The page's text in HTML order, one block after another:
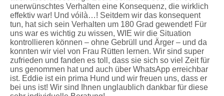
unerwünschtes Verhalten eine Konsequenz, die wirklich
effektiv war! Und vóilà…! Seitdem wir das konsequent
tun, hat sich sein Verhalten um 180 Grad gewendet! Für
uns war es wichtig zu wissen, WIE wir die Situation
kontrollieren können – ohne Gebrüll und Ärger – und da
konnten wir viel von Frau Rütten lernen. Wir sind super
zufrieden und fanden es toll, dass sie sich so viel Zeit für
uns genommen hat und auch über WhatsApp erreichbar
ist. Eddie ist ein prima Hund und wir freuen uns, dass er
bei uns ist! Wir sind Ihnen unglaublich dankbar für diese